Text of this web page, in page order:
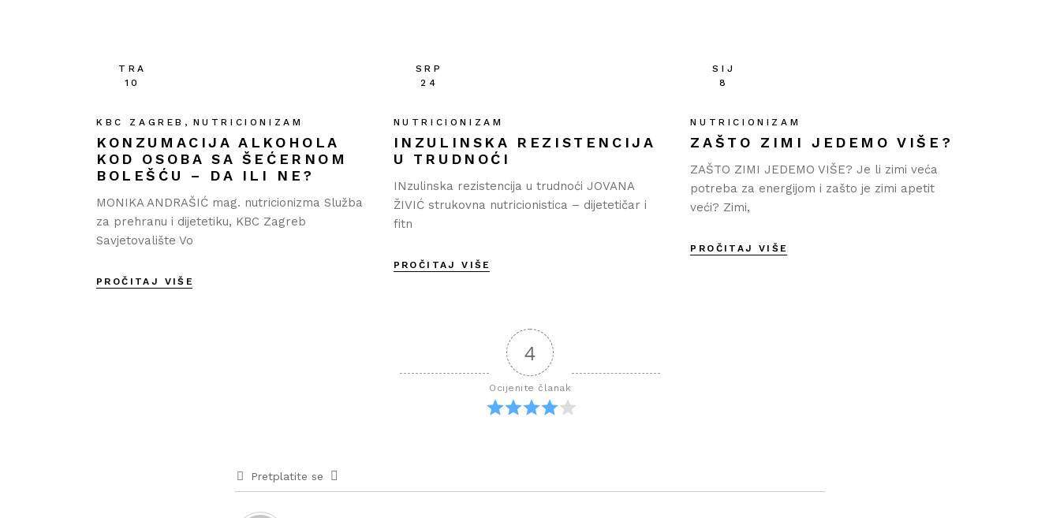
TRA
10
KBC ZAGREB NUTRICIONIZAM
KONZUMACIJA ALKOHOLA
KOD OSOBA SA ŠEĆERNOM
BOLEŠĆU – DA ILI NE?
MONIKA ANDRAŠIĆ mag. nutricionizma Služba
za prehranu i dijetetiku, KBC Zagreb
Savjetovalište Vo
PROČITAJ VIŠE
SRP
24
NUTRICIONIZAM
INZULINSKA REZISTENCIJA
U TRUDNOĆI
INzulinska rezistencija u trudnoći JOVANA
ŽIVIĆ strukovna nutricionistica – dijetetičar i
fitn
PROČITAJ VIŠE
SIJ
8
NUTRICIONIZAM
ZAŠTO ZIMI JEDEMO VIŠE?
ZAŠTO ZIMI JEDEMO VIŠE? Je li zimi veća
potreba za energijom i zašto je zimi apetit
veći? Zimi,
PROČITAJ VIŠE
4
Ocijenite članak
Pretplatite se